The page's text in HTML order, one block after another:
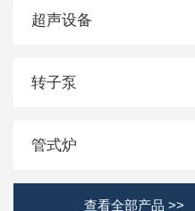
超声设备
转子泵
管式炉
查看全部产品 >>